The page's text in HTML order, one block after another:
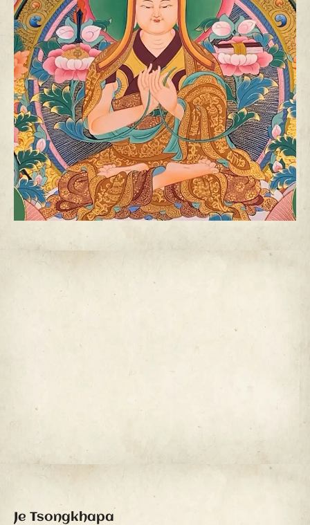
Je Tsongkhapa